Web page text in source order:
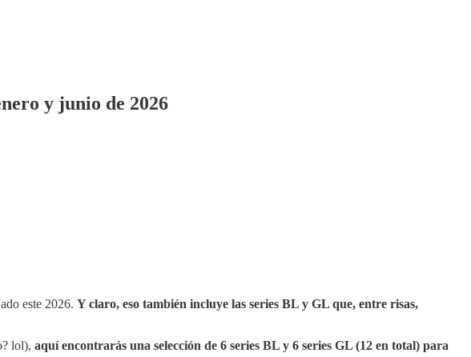
y junio de 2026
este 2026. Y claro, eso también incluye las series BL y GL que, entre risas,
lol), aquí encontrarás una selección de 6 series BL y 6 series GL (12 en total) para